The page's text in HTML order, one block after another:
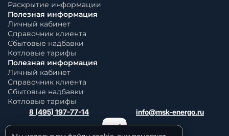
Раскрытие информации
Полезная информация
Личный кабинет
Справочник клиента
Сбытовые надбавки
Котловые тарифы
Полезная информация
Личный кабинет
Справочник клиента
Сбытовые надбавки
Котловые тарифы
8 (495) 197-77-14 info@msk-energo.ru